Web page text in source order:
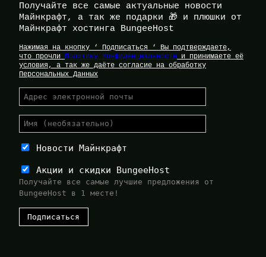
Получайте все самые актуальные новости
Майнкрафт, а так же подарки 🎁 и плюшки от
Майнкрафт хостинга BungeeHost
Нажимая на кнопку ‘ Подписаться ‘ Вы подтверждаете,
что прочли Политику Конфиденциальности и принимаете её
условия, а так же даёте согласие на обработку
Персональных Данных
Новости Майнкрафт
Акции и скидки BungeeHost
Получайте все самые лучшие предложения от
BungeeHost в 1 месте!